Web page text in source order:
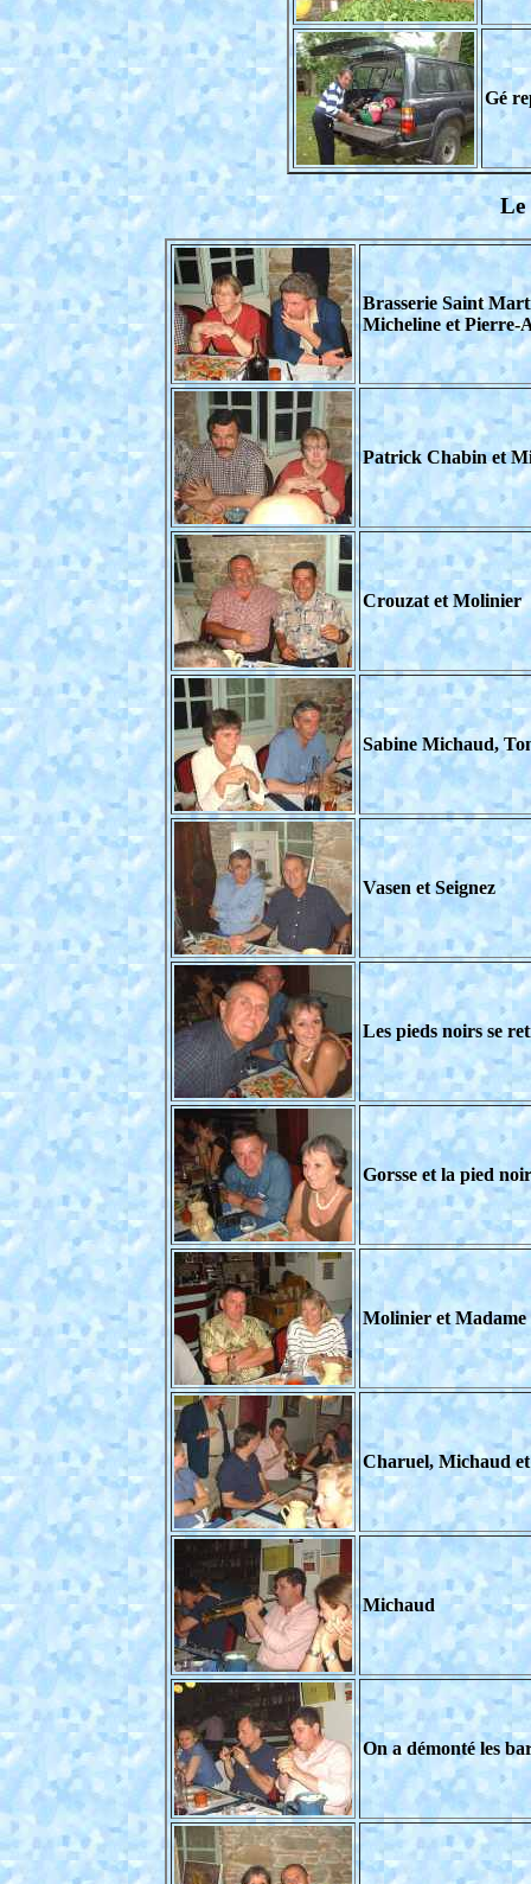
Gé
Le
Brasserie Saint
Micheline et Pierre-
Patrick Chabin et
Crouzat et Molinier
Sabine Michaud,
Vasen et Seignez
Les pieds noirs se
Gorsse et la pied
Molinier et Madame
Charuel, Michaud
Michaud
On a démonté les